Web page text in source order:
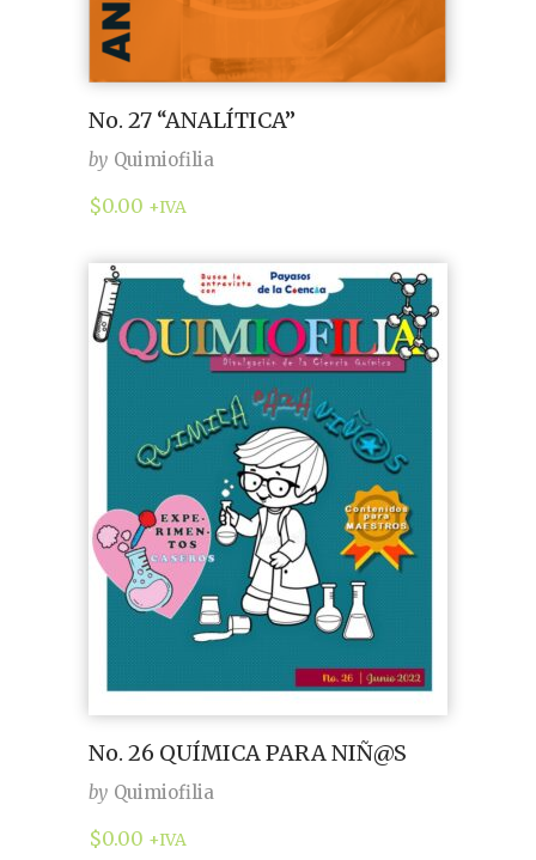
No. 27 “ANALÍTICA”
by Quimiofilia
$0.00 +IVA
No. 26 QUÍMICA PARA NIÑ@S
by Quimiofilia
$0.00 +IVA